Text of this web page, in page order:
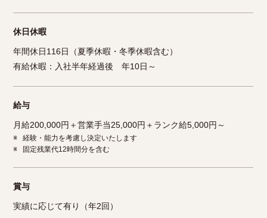
休日休暇
年間休日116日（夏季休暇・冬季休暇含む）
有給休暇：入社半年経過後 年10日～
給与
月給200,000円＋営業手当25,000円＋ランク給5,000円～
※
経験・能力を考慮し決定いたします
※
固定残業代12時間分を含む
賞与
実績に応じて有り（年2回）